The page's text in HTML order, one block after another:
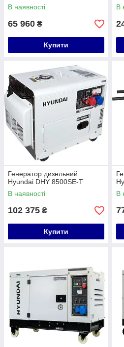
В наявності
65 960 ₴
Купити
В
Генератор дизельний
Hyundai DHY 8500SE-T
В наявності
102 375 ₴
Купити
В